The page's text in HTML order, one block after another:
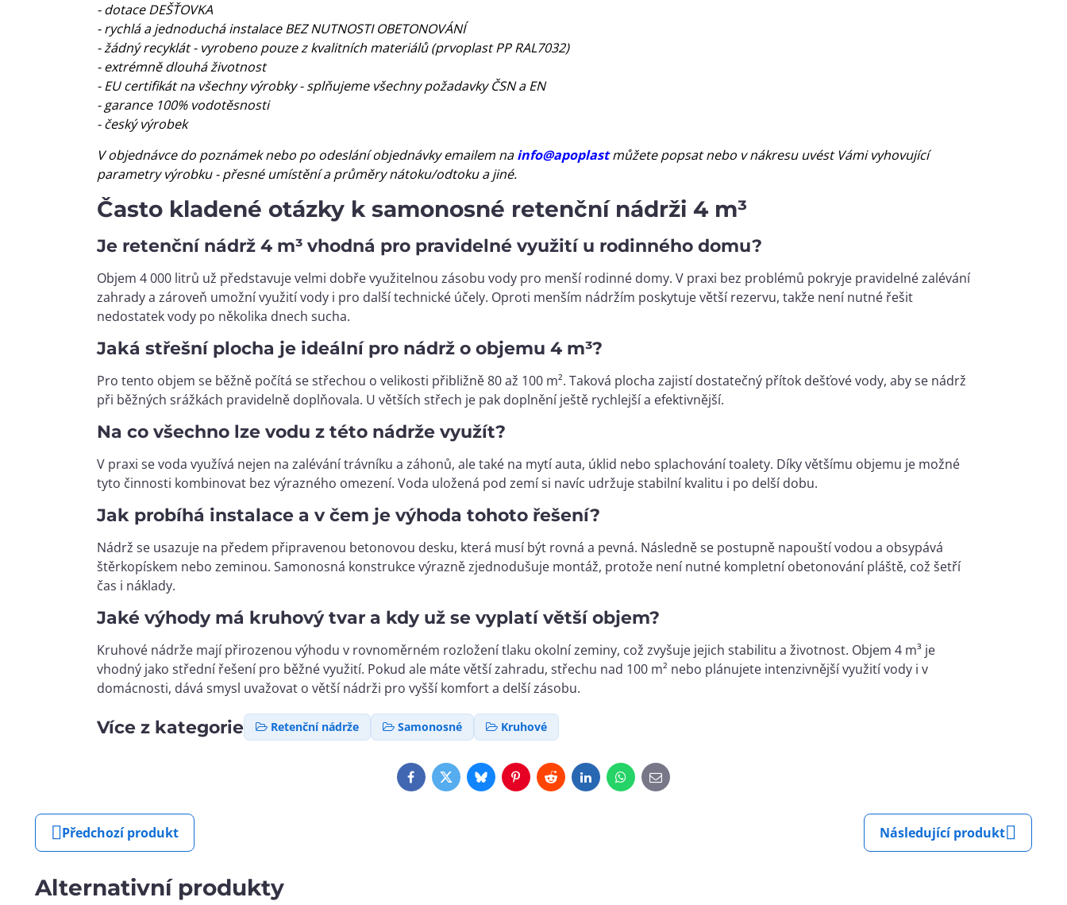
- dotace DEŠŤOVKA
- rychlá a jednoduchá instalace BEZ NUTNOSTI OBETONOVÁNÍ
- žádný recyklát - vyrobeno pouze z kvalitních materiálů (prvoplast PP RAL7032)
- extrémně dlouhá životnost
- EU certifikát na všechny výrobky - splňujeme všechny požadavky ČSN a EN
- garance 100% vodotěsnosti
- český výrobek
V objednávce do poznámek nebo po odeslání objednávky emailem nainfo@apoplastmůžete popsat nebo v nákresu uvést Vámi vyhovující
parametry výrobku - přesné umístění a průměry nátoku/odtoku a jiné.
Často kladené otázky k samonosné retenční nádrži 4 m³
Je retenční nádrž 4 m³ vhodná pro pravidelné využití u rodinného domu?
Objem 4 000 litrů už představuje velmi dobře využitelnou zásobu vody pro menší rodinné domy. V praxi bez problémů pokryje pravidelné zalévání
zahrady a zároveň umožní využití vody i pro další technické účely. Oproti menším nádržím poskytuje větší rezervu, takže není nutné řešit
nedostatek vody po několika dnech sucha.
Jaká střešní plocha je ideální pro nádrž o objemu 4 m³?
Pro tento objem se běžně počítá se střechou o velikosti přibližně 80 až 100 m². Taková plocha zajistí dostatečný přítok dešťové vody, aby se nádrž
při běžných srážkách pravidelně doplňovala. U větších střech je pak doplnění ještě rychlejší a efektivnější.
Na co všechno lze vodu z této nádrže využít?
V praxi se voda využívá nejen na zalévání trávníku a záhonů, ale také na mytí auta, úklid nebo splachování toalety. Díky většímu objemu je možné
tyto činnosti kombinovat bez výrazného omezení. Voda uložená pod zemí si navíc udržuje stabilní kvalitu i po delší dobu.
Jak probíhá instalace a v čem je výhoda tohoto řešení?
Nádrž se usazuje na předem připravenou betonovou desku, která musí být rovná a pevná. Následně se postupně napouští vodou a obsypává
štěrkopískem nebo zeminou. Samonosná konstrukce výrazně zjednodušuje montáž, protože není nutné kompletní obetonování pláště, což šetří
čas i náklady.
Jaké výhody má kruhový tvar a kdy už se vyplatí větší objem?
Kruhové nádrže mají přirozenou výhodu v rovnoměrném rozložení tlaku okolní zeminy, což zvyšuje jejich stabilitu a životnost. Objem 4 m³ je
vhodný jako střední řešení pro běžné využití. Pokud ale máte větší zahradu, střechu nad 100 m² nebo plánujete intenzivnější využití vody i v
domácnosti, dává smysl uvažovat o větší nádrži pro vyšší komfort a delší zásobu.
Více z kategorie Retenční nádrže Samonosné Kruhové
FacebookTwitterBlueskyPinterestRedditLinkedInWhatsApp
E-
mail
Předchozí produkt Následující produkt
Alternativní produkty